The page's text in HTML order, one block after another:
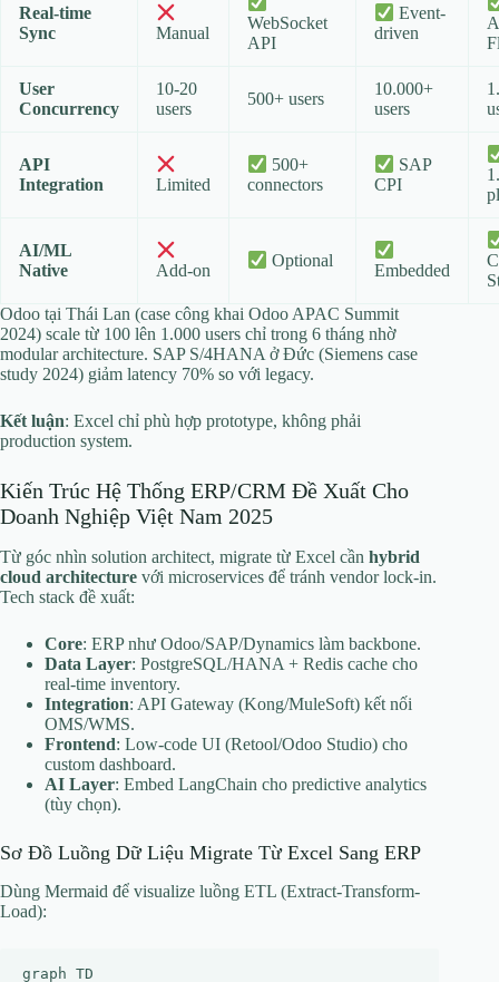
Real-time
Sync
Manual
WebSocket
API
Event-
driven
User
Concurrency
10-20
users
500+ users
10.000+
users
API
Integration
Limited
500+
connectors
SAP
CPI
AI/ML
Native
Add-on
Optional
Embedded
Odoo tại Thái Lan (case công khai Odoo APAC Summit
2024) scale từ 100 lên 1.000 users chỉ trong 6 tháng nhờ
modular architecture. SAP S/4HANA ở Đức (Siemens case
study 2024) giảm latency 70% so với legacy.
Kết luận: Excel chỉ phù hợp prototype, không phải
production system.
Kiến Trúc Hệ Thống ERP/CRM Đề Xuất Cho
Doanh Nghiệp Việt Nam 2025
Từ góc nhìn solution architect, migrate từ Excel cần hybrid
cloud architecture với microservices để tránh vendor lock-in.
Tech stack đề xuất:
Core: ERP như Odoo/SAP/Dynamics làm backbone.
Data Layer: PostgreSQL/HANA + Redis cache cho
real-time inventory.
Integration: API Gateway (Kong/MuleSoft) kết nối
OMS/WMS.
Frontend: Low-code UI (Retool/Odoo Studio) cho
custom dashboard.
AI Layer: Embed LangChain cho predictive analytics
(tùy chọn).
Sơ Đồ Luồng Dữ Liệu Migrate Từ Excel Sang ERP
Dùng Mermaid để visualize luồng ETL (Extract-Transform-
Load):
graph TD